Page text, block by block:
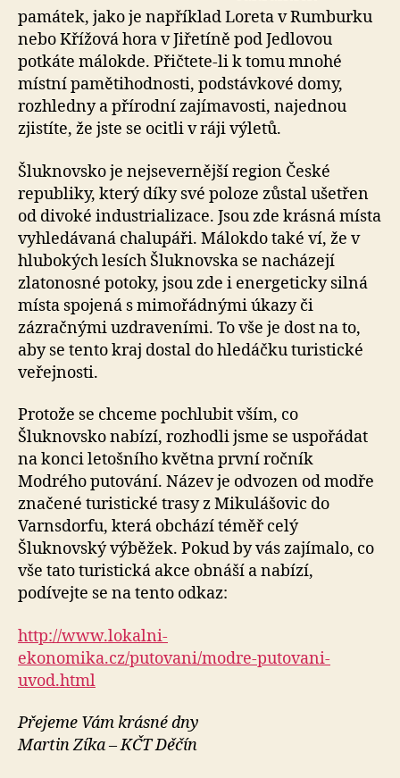
památek, jako je například Loreta v Rumburku
nebo Křížová hora v Jiřetíně pod Jedlovou
potkáte málokde. Přičtete-li k tomu mnohé
místní pamětihodnosti, podstávkové domy,
rozhledny a přírodní zajímavosti, najednou
zjistíte, že jste se ocitli v ráji výletů.
Šluknovsko je nejsevernější region České
republiky, který díky své poloze zůstal ušetřen
od divoké industrializace. Jsou zde krásná místa
vyhledávaná chalupáři. Málokdo také ví, že v
hlubokých lesích Šluknovska se nacházejí
zlatonosné potoky, jsou zde i energeticky silná
místa spojená s mimořádnými úkazy či
zázračnými uzdraveními. To vše je dost na to,
aby se tento kraj dostal do hledáčku turistické
veřejnosti.
Protože se chceme pochlubit vším, co
Šluknovsko nabízí, rozhodli jsme se uspořádat
na konci letošního května první ročník
Modrého putování. Název je odvozen od modře
značené turistické trasy z Mikulášovic do
Varnsdorfu, která obchází téměř celý
Šluknovský výběžek. Pokud by vás zajímalo, co
vše tato turistická akce obnáší a nabízí,
podívejte se na tento odkaz:
http://www.lokalni-
ekonomika.cz/putovani/modre-putovani-
uvod.html
Přejeme Vám krásné dny
Martin Zíka – KČT Děčín